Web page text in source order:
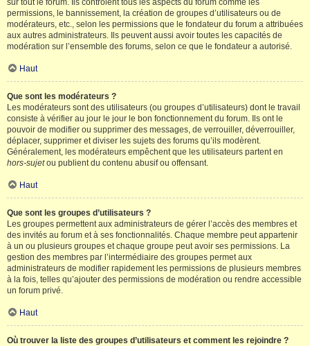
sur tout le forum. Ils contrôlent tous les aspects du forum comme les
permissions, le bannissement, la création de groupes d’utilisateurs ou de
modérateurs, etc., selon les permissions que le fondateur du forum a attribuées
aux autres administrateurs. Ils peuvent aussi avoir toutes les capacités de
modération sur l’ensemble des forums, selon ce que le fondateur a autorisé.
Haut
Que sont les modérateurs ?
Les modérateurs sont des utilisateurs (ou groupes d’utilisateurs) dont le travail
consiste à vérifier au jour le jour le bon fonctionnement du forum. Ils ont le
pouvoir de modifier ou supprimer des messages, de verrouiller, déverrouiller,
déplacer, supprimer et diviser les sujets des forums qu’ils modèrent.
Généralement, les modérateurs empêchent que les utilisateurs partent en
hors-sujetou publient du contenu abusif ou offensant.
Haut
Que sont les groupes d’utilisateurs ?
Les groupes permettent aux administrateurs de gérer l’accès des membres et
des invités au forum et à ses fonctionnalités. Chaque membre peut appartenir
à un ou plusieurs groupes et chaque groupe peut avoir ses permissions. La
gestion des membres par l’intermédiaire des groupes permet aux
administrateurs de modifier rapidement les permissions de plusieurs membres
à la fois, telles qu’ajouter des permissions de modération ou rendre accessible
un forum privé.
Haut
Où trouver la liste des groupes d’utilisateurs et comment les rejoindre ?